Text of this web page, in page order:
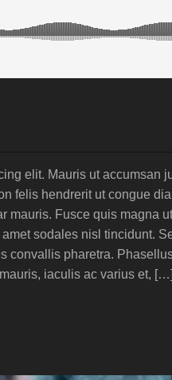
elit. Mauris ut accumsan
felis hendrerit ut congue
mauris. Fusce quis magna
sodales nisl tincidunt.
convallis pharetra.
iaculis ac varius et, […]